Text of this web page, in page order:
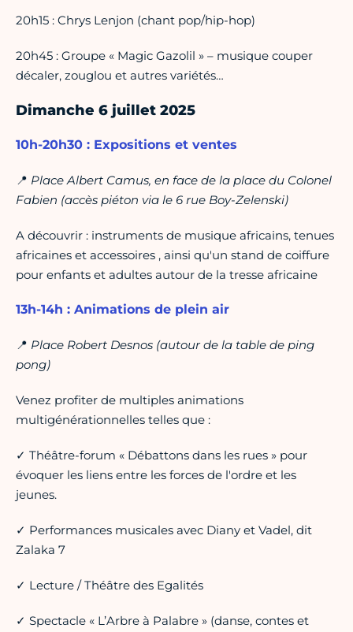
20h15 : Chrys Lenjon (chant pop/hip-hop)
20h45 : Groupe « Magic Gazolil » – musique couper
décaler, zouglou et autres variétés…
Dimanche 6 juillet 2025
10h-20h30 : Expositions et ventes
📍 Place Albert Camus, en face de la place du Colonel
Fabien (accès piéton via le 6 rue Boy-Zelenski)
A découvrir : instruments de musique africains, tenues
africaines et accessoires , ainsi qu'un stand de coiffure
pour enfants et adultes autour de la tresse africaine
13h-14h : Animations de plein air
📍 Place Robert Desnos (autour de la table de ping
pong)
Venez profiter de multiples animations
multigénérationnelles telles que :
✓ Théâtre-forum « Débattons dans les rues » pour
évoquer les liens entre les forces de l'ordre et les
jeunes.
✓ Performances musicales avec Diany et Vadel, dit
Zalaka 7
✓ Lecture / Théâtre des Egalités
✓ Spectacle « L’Arbre à Palabre » (danse, contes et